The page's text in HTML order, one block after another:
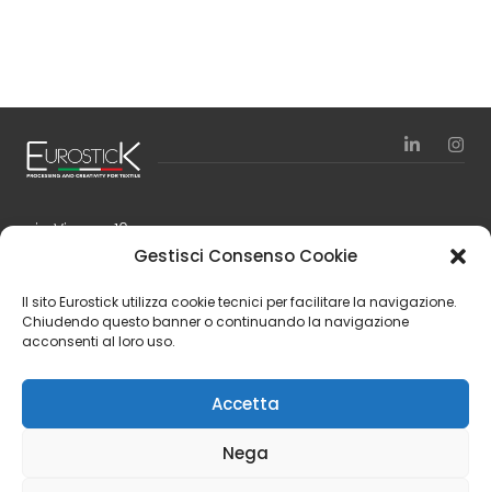
Gestisci Consenso Cookie
Il sito Eurostick utilizza cookie tecnici per facilitare la navigazione.
Chiudendo questo banner o continuando la navigazione
acconsenti al loro uso.
Accetta
Nega
via Vienna, 10
24040 Zingonia – Verdellino (BG)
Tel. +39 035 4197111
Fax +39 035 4197150
Finanziamenti
© 2024 Eurostick S.p.A. | P.IVA IT 01554240166 | N.Rea BG 217030